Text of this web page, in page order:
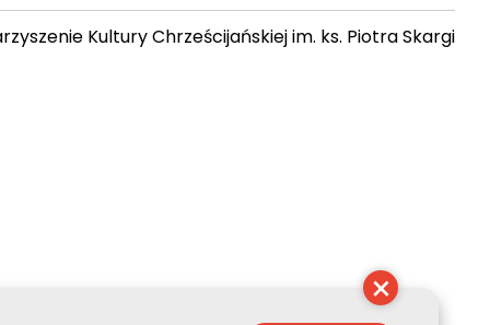
Kultury Chrześcijańskiej im. ks. Piotra Skargi
×